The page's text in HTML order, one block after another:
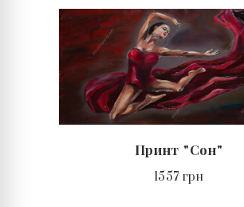
Принт "Сон"
1557 грн